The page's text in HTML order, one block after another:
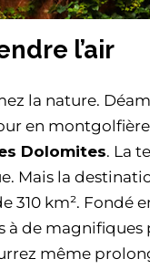
l’air
la nature.
en
Dolomites. La
Mais la
310 km². Fondé
de magnifiques
même